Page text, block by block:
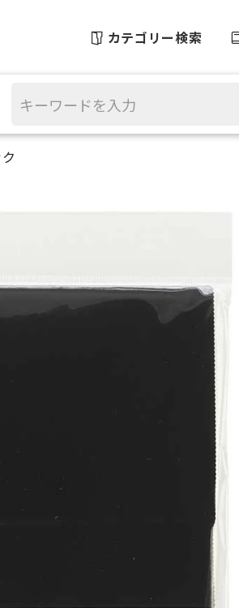
カテゴリー検索